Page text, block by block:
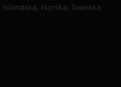
Isländska Norska Svenska